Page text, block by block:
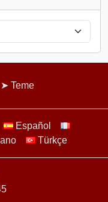
Teme
Español
Türkçe